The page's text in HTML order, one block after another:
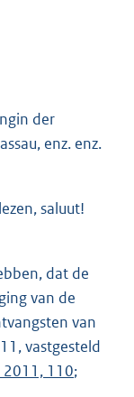
der
enz. enz.
saluut!
dat de
van de
van
vastgesteld
2011, 110;